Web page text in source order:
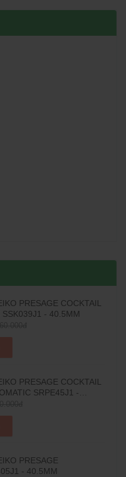
PRESAGE COCKTAIL
- 40.5MM
PRESAGE COCKTAIL
SRPE45J1 -
PRESAGE
- 40.5MM